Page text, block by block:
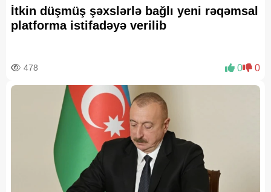
İtkin düşmüş şəxslərlə bağlı yeni rəqəmsal
platforma istifadəyə verilib
478 0 0